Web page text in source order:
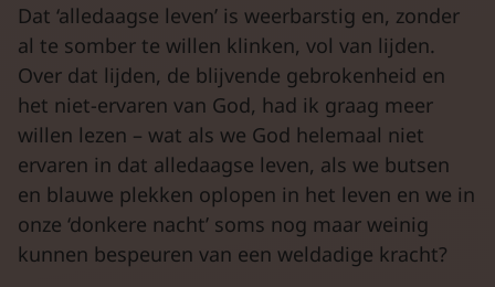
Dat ‘alledaagse leven’ is weerbarstig en, zonder
al te somber te willen klinken, vol van lijden.
Over dat lijden, de blijvende gebrokenheid en
het niet-ervaren van God, had ik graag meer
willen lezen – wat als we God helemaal niet
ervaren in dat alledaagse leven, als we butsen
en blauwe plekken oplopen in het leven en we in
onze ‘donkere nacht’ soms nog maar weinig
kunnen bespeuren van een weldadige kracht?